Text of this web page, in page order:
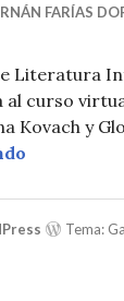
FARÍAS
Literatura
al curso
Kovach y
Tema: